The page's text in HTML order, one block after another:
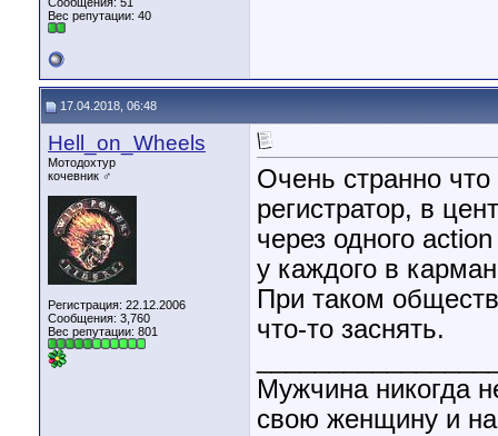
Вес репутации: 40
17.04.2018, 06:48
Hell_on_Wheels
Мотодохтур
кочевник ♂
Регистрация: 22.12.2006
Сообщения: 3,760
Вес репутации: 801
Очень странно
регистратор, в
через одного
у каждого в
При таком
что-то заснять.
Мужчина никогда
свою женщину и